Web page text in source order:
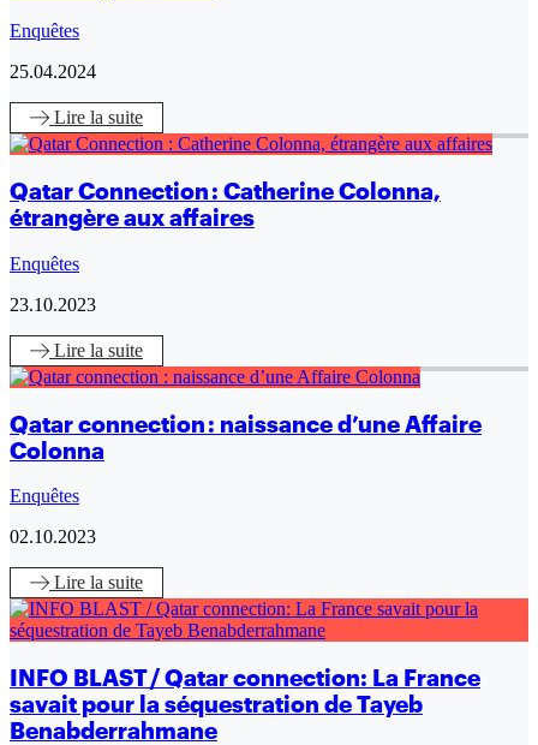
Enquêtes
25.04.2024
Lire la suite
Qatar Connection : Catherine Colonna,
étrangère aux affaires
Enquêtes
23.10.2023
Lire la suite
Qatar connection : naissance d’une Affaire
Colonna
Enquêtes
02.10.2023
Lire la suite
INFO BLAST / Qatar connection: La France
savait pour la séquestration de Tayeb
Benabderrahmane